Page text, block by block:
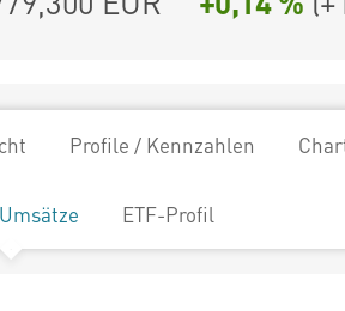
Profile / Kennzahlen
ETF-Profil